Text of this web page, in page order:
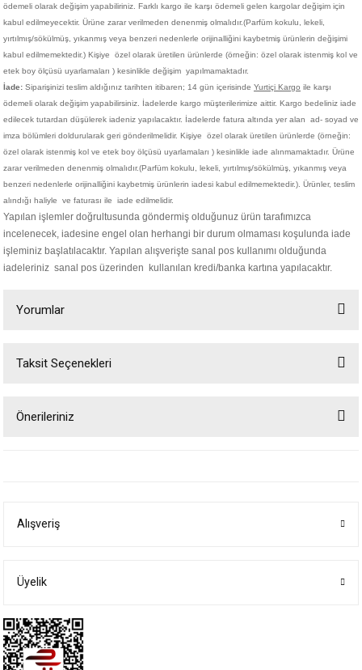
ödemeli olarak değişim yapabiliriniz. Farklı kargo ile karşı ödemeli gelen kargolar değişim için
kabul edilmeyecektir. Ürüne zarar verilmeden denenmiş olmalıdır.(Parfüm kokulu, lekeli,
yırtılmış/sökülmüş, yıkanmış veya benzeri nedenlerle orijinalliğini kaybetmiş ürünlerin değişimi
kabul edilmemektedir.) Kişiye
özel olarak üretilen ürünlerde (örneğin: özel olarak istenmiş kol ve
etek boy ölçüsü uyarlamaları ) kesinlikle değişim yapılmamaktadır.
İade: Siparişinizi teslim aldığınız tarihten itibaren; 14 gün içerisinde Yurtiçi Kargo ile karşı
ödemeli olarak değişim yapabilirsiniz. İadelerde kargo müşterilerimize aittir. Kargo bedeliniz iade
edilecek tutardan düşülerek iadeniz yapılacaktır. İadelerde fatura altında yer alan ad- soyad ve
imza bölümleri doldurularak geri gönderilmelidir. Kişiye
özel olarak üretilen ürünlerde (örneğin:
özel olarak istenmiş kol ve etek boy ölçüsü uyarlamaları ) kesinlikle iade alınmamaktadır. Ürüne
zarar verilmeden denenmiş olmalıdır.(Parfüm kokulu, lekeli, yırtılmış/sökülmüş, yıkanmış veya
benzeri nedenlerle orijinalliğini kaybetmiş ürünlerin iadesi kabul edilmemektedir.). Ürünler, teslim
alındığı haliyle ve faturası ile iade edilmelidir.
Yapılan işlemler doğrultusunda göndermiş olduğunuz ürün tarafımızca
incelenecek, iadesine engel olan herhangi bir durum olmaması koşulunda iade
işleminiz başlatılacaktır. Yapılan alışverişte sanal pos kullanımı olduğunda
iadeleriniz sanal pos üzerinden kullanılan kredi/banka kartına yapılacaktır.
Yorumlar
Taksit Seçenekleri
Önerileriniz
Ürün bilgilerinde hatalar bulunuyor.
Bu ürüne benzer farklı alternatifler olmalı.
Alışveriş
Üyelik